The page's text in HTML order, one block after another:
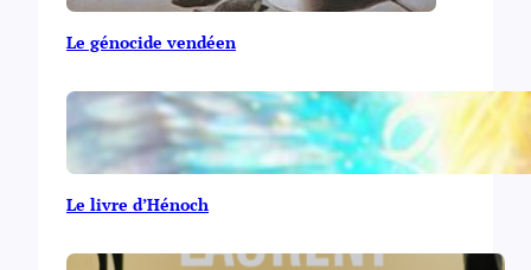
Le génocide vendéen
Le livre d’Hénoch